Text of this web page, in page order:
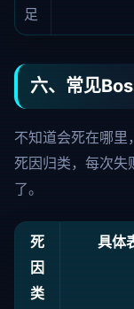
足
六、常见
不知道会死在哪里
死因归类，每次失
了。
死
因
类
具体